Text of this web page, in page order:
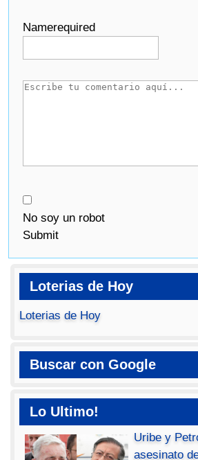
Namerequired
No soy un robot
Submit
Loterias de Hoy
Loterias de Hoy
Buscar con Google
Lo Ultimo!
Uribe y
asesinato